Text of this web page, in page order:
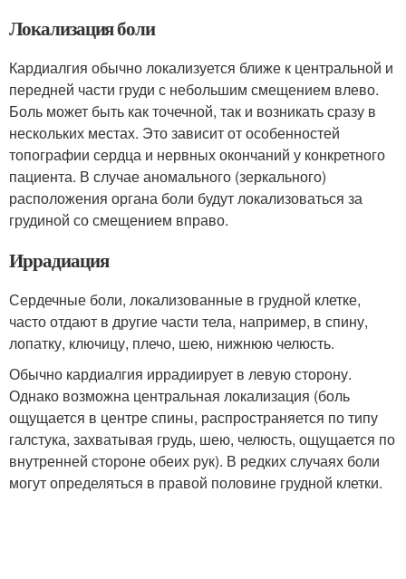
Локализация боли
Кардиалгия обычно локализуется ближе к центральной и
передней части груди с небольшим смещением влево.
Боль может быть как точечной, так и возникать сразу в
нескольких местах. Это зависит от особенностей
топографии сердца и нервных окончаний у конкретного
пациента. В случае аномального (зеркального)
расположения органа боли будут локализоваться за
грудиной со смещением вправо.
Иррадиация
Сердечные боли, локализованные в грудной клетке,
часто отдают в другие части тела, например, в спину,
лопатку, ключицу, плечо, шею, нижнюю челюсть.
Обычно кардиалгия иррадиирует в левую сторону.
Однако возможна центральная локализация (боль
ощущается в центре спины, распространяется по типу
галстука, захватывая грудь, шею, челюсть, ощущается по
внутренней стороне обеих рук). В редких случаях боли
могут определяться в правой половине грудной клетки.